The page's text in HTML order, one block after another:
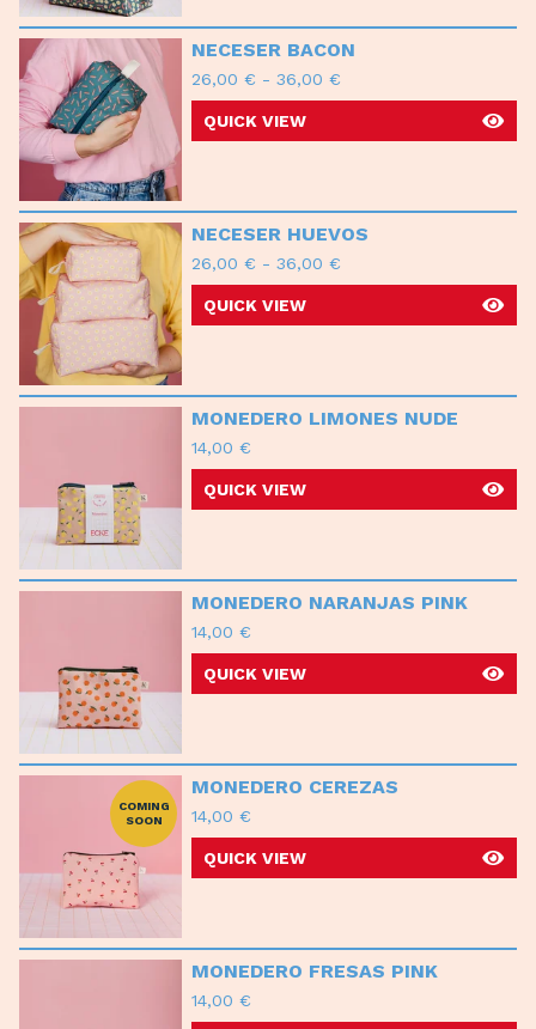
NECESER BACON
26,00 € - 36,00 €
QUICK VIEW
NECESER HUEVOS
26,00 € - 36,00 €
QUICK VIEW
MONEDERO LIMONES NUDE
14,00 €
QUICK VIEW
MONEDERO NARANJAS PINK
14,00 €
QUICK VIEW
COMING
SOON
MONEDERO CEREZAS
14,00 €
QUICK VIEW
MONEDERO FRESAS PINK
14,00 €